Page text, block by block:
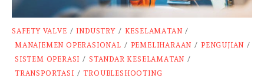
SAFETY VALVE / INDUSTRY / KESELAMATAN /
MANAJEMEN OPERASIONAL / PEMELIHARAAN / PENGUJIAN /
SISTEM OPERASI / STANDAR KESELAMATAN /
TRANSPORTASI / TROUBLESHOOTING